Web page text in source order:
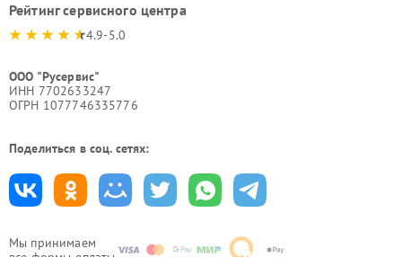
Мы принимаем
Рейтинг сервисного центра
4.9-5.0
ООО "Русервис"
ИНН 7702633247
ОГРН 1077746335776
Поделиться в соц. сетях: